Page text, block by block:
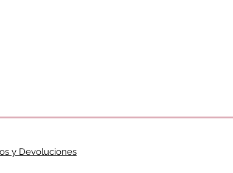
y Devoluciones